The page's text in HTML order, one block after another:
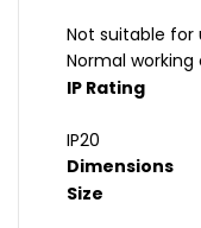
Not suitable for
Normal
IP Rating
IP20
Dimensions
Size